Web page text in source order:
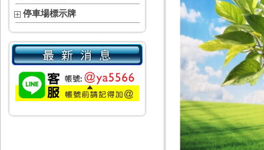
停車場標示牌